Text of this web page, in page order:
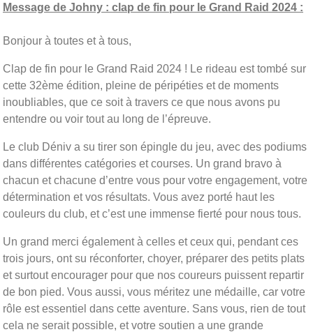
Message de Johny : clap de fin pour le Grand Raid 2024 :
Bonjour à toutes et à tous,
Clap de fin pour le Grand Raid 2024 ! Le rideau est tombé sur
cette 32ème édition, pleine de péripéties et de moments
inoubliables, que ce soit à travers ce que nous avons pu
entendre ou voir tout au long de l’épreuve.
Le club Déniv a su tirer son épingle du jeu, avec des podiums
dans différentes catégories et courses. Un grand bravo à
chacun et chacune d’entre vous pour votre engagement, votre
détermination et vos résultats. Vous avez porté haut les
couleurs du club, et c’est une immense fierté pour nous tous.
Un grand merci également à celles et ceux qui, pendant ces
trois jours, ont su réconforter, choyer, préparer des petits plats
et surtout encourager pour que nos coureurs puissent repartir
de bon pied. Vous aussi, vous méritez une médaille, car votre
rôle est essentiel dans cette aventure. Sans vous, rien de tout
cela ne serait possible, et votre soutien a une grande